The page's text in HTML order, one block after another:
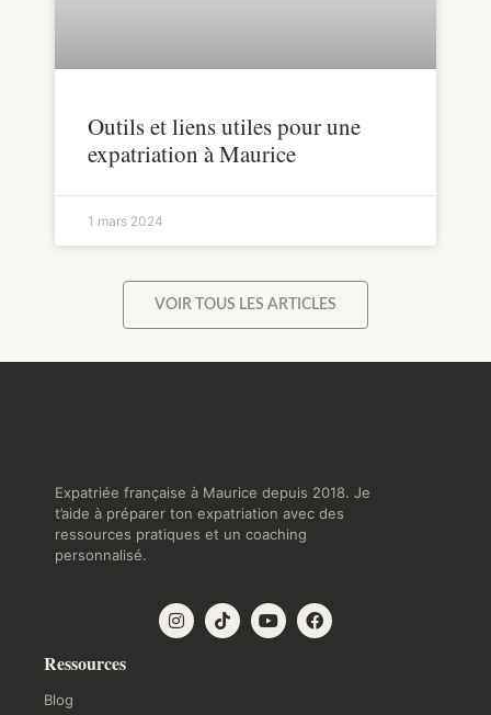
Outils et liens utiles pour une
expatriation à Maurice
1 mars 2024
VOIR TOUS LES ARTICLES
Expatriée française à Maurice depuis 2018. Je
t’aide à préparer ton expatriation avec des
ressources pratiques et un coaching
personnalisé.
Ressources
Blog